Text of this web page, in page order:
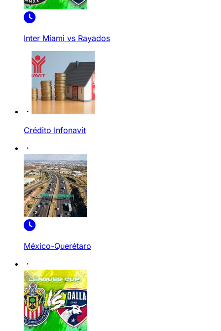
Inter Miami vs Rayados
Crédito Infonavit
México-Querétaro